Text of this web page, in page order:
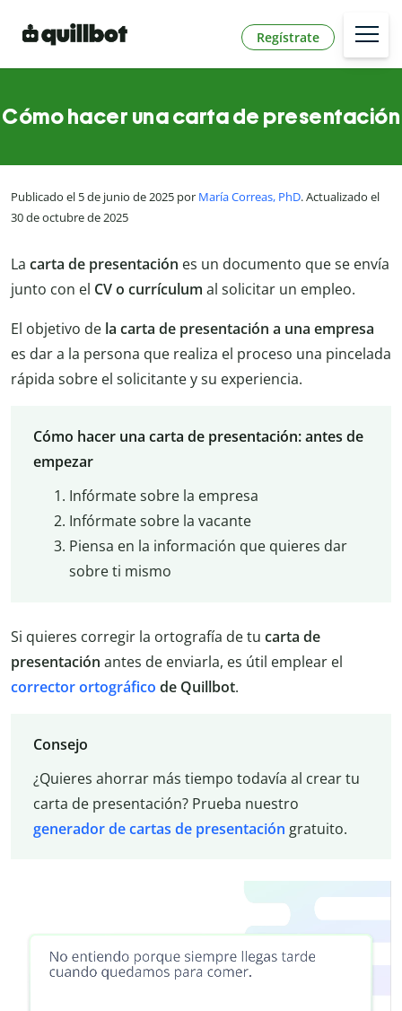
Regístrate
Cómo hacer una carta de presentación
Publicado el 5 de junio de 2025 por María Correas, PhD. Actualizado el
30 de octubre de 2025
La carta de presentación es un documento que se envía
junto con el CV o currículum al solicitar un empleo.
El objetivo de la carta de presentación a una empresa
es dar a la persona que realiza el proceso una pincelada
rápida sobre el solicitante y su experiencia.
Cómo hacer una carta de presentación: antes de
empezar
Infórmate sobre la empresa
Infórmate sobre la vacante
Piensa en la información que quieres dar
sobre ti mismo
Si quieres corregir la ortografía de tu carta de
presentación antes de enviarla, es útil emplear el
corrector ortográfico de Quillbot.
Consejo
¿Quieres ahorrar más tiempo todavía al crear tu
carta de presentación? Prueba nuestro
generador de cartas de presentación gratuito.